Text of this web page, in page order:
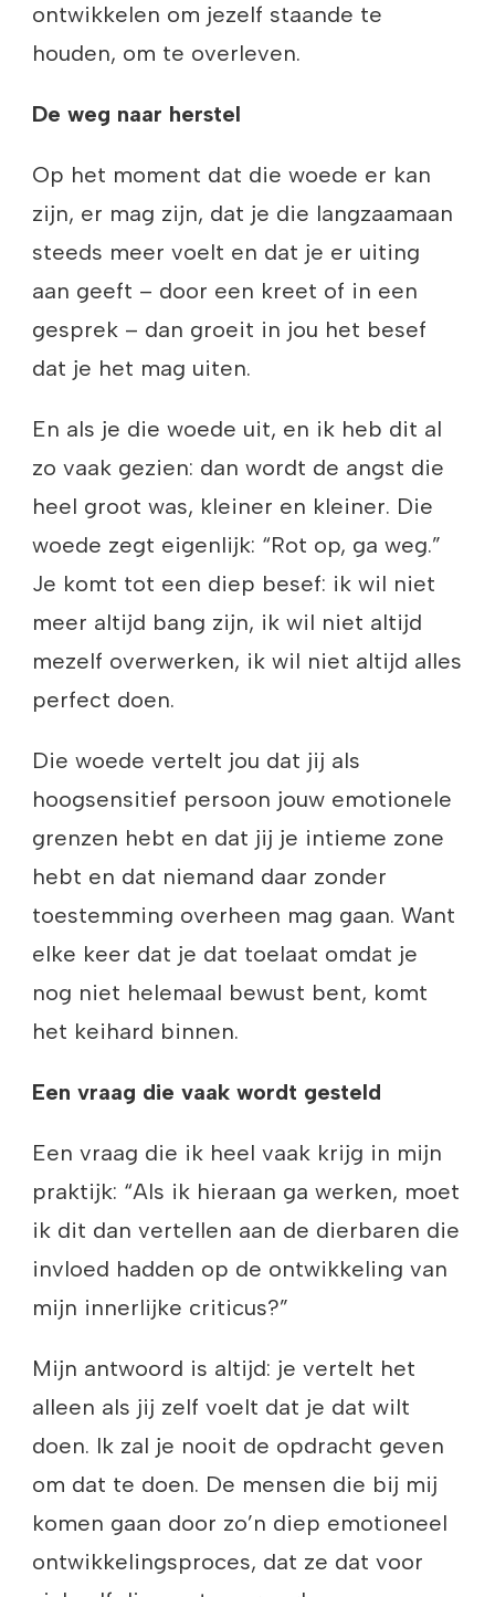
ontwikkelen om jezelf staande te
houden, om te overleven.
De weg naar herstel
Op het moment dat die woede er kan
zijn, er mag zijn, dat je die langzaamaan
steeds meer voelt en dat je er uiting
aan geeft – door een kreet of in een
gesprek – dan groeit in jou het besef
dat je het mag uiten.
En als je die woede uit, en ik heb dit al
zo vaak gezien: dan wordt de angst die
heel groot was, kleiner en kleiner. Die
woede zegt eigenlijk: “Rot op, ga weg.”
Je komt tot een diep besef: ik wil niet
meer altijd bang zijn, ik wil niet altijd
mezelf overwerken, ik wil niet altijd alles
perfect doen.
Die woede vertelt jou dat jij als
hoogsensitief persoon jouw emotionele
grenzen hebt en dat jij je intieme zone
hebt en dat niemand daar zonder
toestemming overheen mag gaan. Want
elke keer dat je dat toelaat omdat je
nog niet helemaal bewust bent, komt
het keihard binnen.
Een vraag die vaak wordt gesteld
Een vraag die ik heel vaak krijg in mijn
praktijk: “Als ik hieraan ga werken, moet
ik dit dan vertellen aan de dierbaren die
invloed hadden op de ontwikkeling van
mijn innerlijke criticus?”
Mijn antwoord is altijd: je vertelt het
alleen als jij zelf voelt dat je dat wilt
doen. Ik zal je nooit de opdracht geven
om dat te doen. De mensen die bij mij
komen gaan door zo’n diep emotioneel
ontwikkelingsproces, dat ze dat voor